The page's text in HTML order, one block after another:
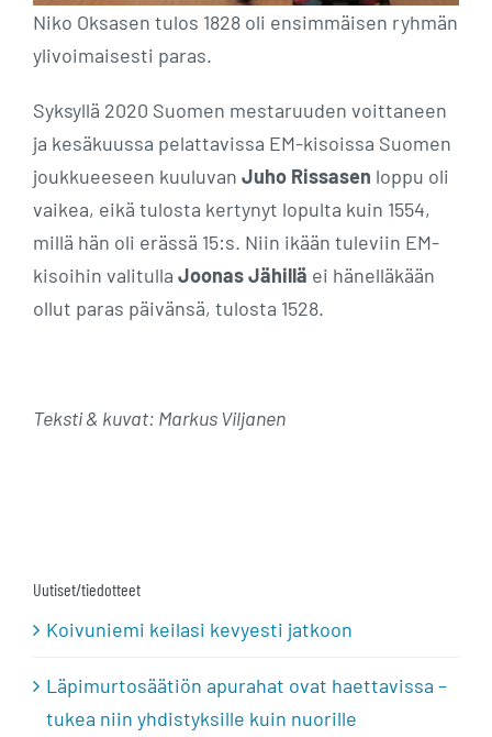
Niko Oksasen tulos 1828 oli ensimmäisen ryhmän
ylivoimaisesti paras.
Syksyllä 2020 Suomen mestaruuden voittaneen
ja kesäkuussa pelattavissa EM-kisoissa Suomen
joukkueeseen kuuluvan Juho Rissasen loppu oli
vaikea, eikä tulosta kertynyt lopulta kuin 1554,
millä hän oli erässä 15:s. Niin ikään tuleviin EM-
kisoihin valitulla Joonas Jähillä ei hänelläkään
ollut paras päivänsä, tulosta 1528.
Teksti & kuvat: Markus Viljanen
Uutiset/tiedotteet
Koivuniemi keilasi kevyesti jatkoon
Läpimurtosäätiön apurahat ovat haettavissa –
tukea niin yhdistyksille kuin nuorille